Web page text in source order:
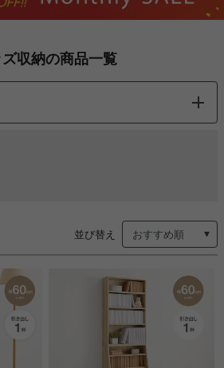
ズ収納の商品一覧
並び替え